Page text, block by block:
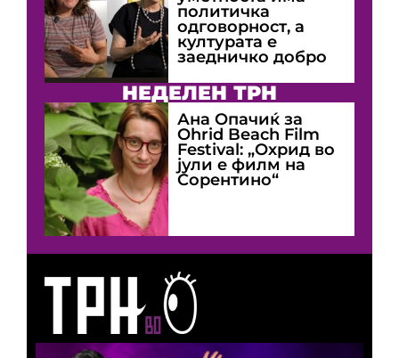
политичка
одговорност, а
културата е
заедничко добро
НЕДЕЛЕН ТРН
Ана Опачиќ за
Оhrid Beach Film
Festival: „Охрид во
јули е филм на
Сорентино“